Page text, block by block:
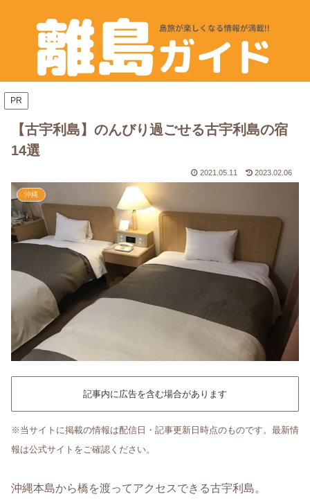
PR
【古宇利島】のんびり過ごせる古宇利島の宿
14選
2021.05.11 2023.02.06
沖縄
記事内に広告を含む場合があります
※当サイトに掲載の情報は配信日・記事更新日時点のものです。最新情
報は公式サイトをご確認ください。
沖縄本島から橋を渡ってアクセスできる古宇利島。